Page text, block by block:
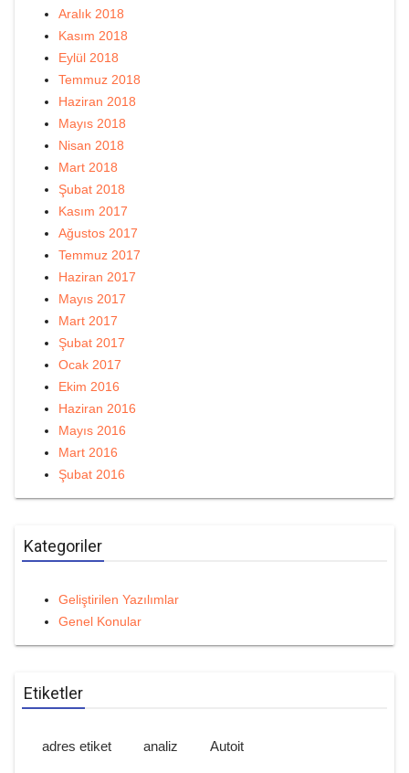
Aralık 2018
Kasım 2018
Eylül 2018
Temmuz 2018
Haziran 2018
Mayıs 2018
Nisan 2018
Mart 2018
Şubat 2018
Kasım 2017
Ağustos 2017
Temmuz 2017
Haziran 2017
Mayıs 2017
Mart 2017
Şubat 2017
Ocak 2017
Ekim 2016
Haziran 2016
Mayıs 2016
Mart 2016
Şubat 2016
Kategoriler
Geliştirilen Yazılımlar
Genel Konular
Etiketler
adres etiket analiz Autoit